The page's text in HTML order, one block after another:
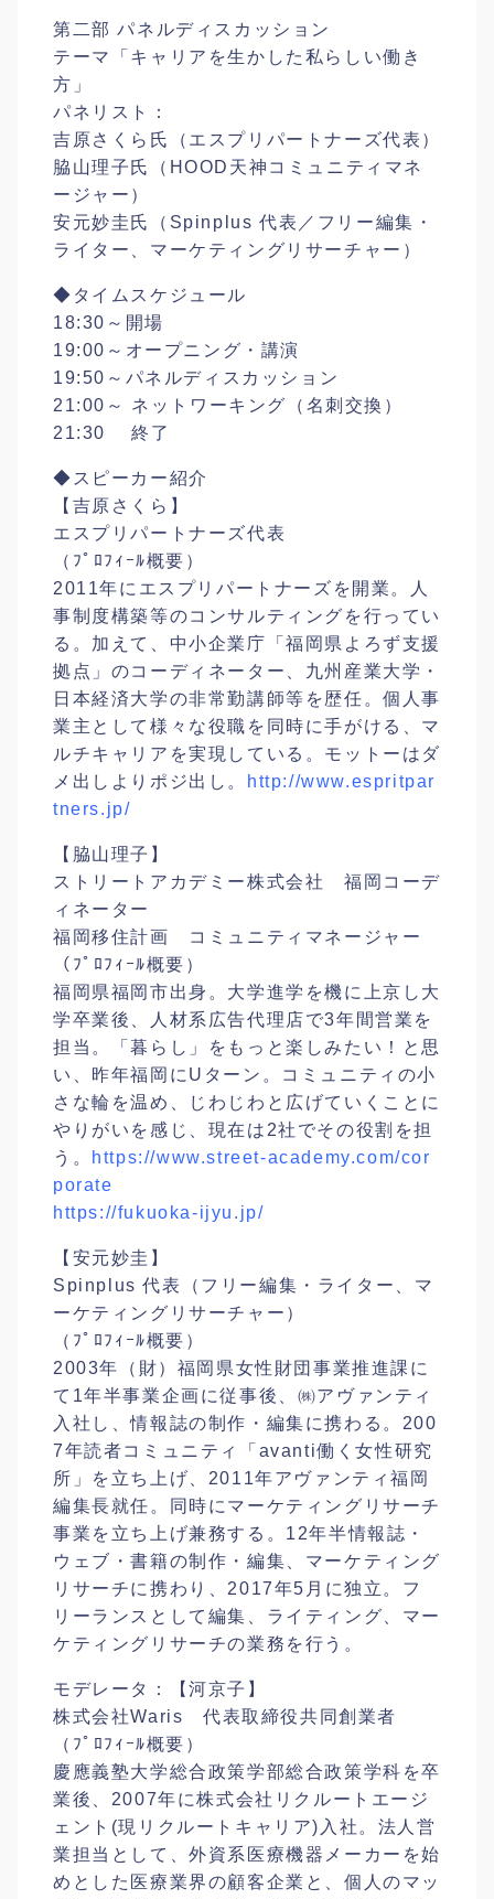
第二部 パネルディスカッション
テーマ「キャリアを生かした私らしい働き
方」
パネリスト：
吉原さくら氏（エスプリパートナーズ代表）
脇山理子氏（HOOD天神コミュニティマネ
ージャー）
安元妙圭氏（Spinplus 代表／フリー編集・
ライター、マーケティングリサーチャ ー）
◆タイムスケジュール
18:30～開場
19:00～オープニング・講演
19:50～パネルディスカッション
21:00～ ネットワーキング（名刺交換）
21:30 終了
◆スピーカー紹介
【吉原さくら】
エスプリパートナーズ代表
（ﾌﾟﾛﾌｨｰﾙ概要）
2011年にエスプリパートナーズを開業。人
事制度構築等のコンサルティングを行ってい
る。加えて、中小企業庁 「福岡県よろず支援
拠点」のコーディネーター、九州産業大学・
日本経済大学の非常勤講師等を歴任。個人事
業主と して様々な役職を同時に手がける、マ
ルチキャリアを実現 している。モットーはダ
メ出しよりポジ出し。
http://www.espritpar
tners.jp/
【脇山理子】
ストリートアカデミー株式会社 福岡コーデ
ィネーター
福岡移住計画 コミュニティマネージャー
（ﾌﾟﾛﾌｨｰﾙ概要）
福岡県福岡市出身。大学進学を機に上京し大
学卒業後、人 材系広告代理店で3年間営業を
担当。「暮らし」をもっと楽しみたい！と思
い、昨年福岡にUターン。コミュニティ の小
さな輪を温め、じわじわと広げていくことに
やりがい を感じ、現在は2社でその役割を担
う。
https://www.street-academy.com/cor
porate
https://fukuoka-ijyu.jp/
【安元妙圭】
Spinplus 代表（フリー編集・ライター、マ
ーケティングリサーチャ ー）
（ﾌﾟﾛﾌｨｰﾙ概要）
2003年（財）福岡県女性財団事業推進課に
て1年半事業企画に従事後、㈱アヴァンティ
入社し、情報誌の制作・ 編集に携わる。200
7年読者コミュニティ「avanti働く女性研究
所」を立ち上げ、2011年アヴァンティ福岡
編集長就任。同時にマーケティングリサーチ
事業を立ち上げ兼務する。12年半情報誌・
ウェブ・書籍の制作・ 編集、マーケティング
リサーチに携わり、2017年5月 に独立。フ
リーランスとして編集、ライティング、マー
ケ ティングリサーチの業務を行う。
モデレータ：【河京子】
株式会社Waris 代表取締役共同創業者
（ﾌﾟﾛﾌｨｰﾙ概要）
慶應義塾大学総合政策学部総合政策学科を卒
業後、2007年に株式会社リクルートエージ
ェント(現リクルートキ ャリア)入社。法人営
業担当として、外資系医療機器メー カーを始
めとした医療業界の顧客企業と、個人のマッ